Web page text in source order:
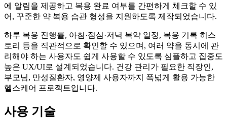
에 알림을 제공하고 복용 완료 여부를 간편하게 체크할 수 있
어, 꾸준한 약 복용 습관 형성을 지원하도록 제작되었습니다.
하루 복용 진행률, 아침·점심·저녁 복약 일정, 복용 기록 히스
토리 등을 직관적으로 확인할 수 있으며, 여러 약을 동시에 관
리해야 하는 사용자도 쉽게 사용할 수 있도록 심플하고 집중도
높은 UX/UI로 설계되었습니다. 건강 관리가 필요한 직장인,
부모님, 만성질환자, 영양제 사용자까지 폭넓게 활용 가능한
헬스케어 프로젝트입니다.
사용 기술